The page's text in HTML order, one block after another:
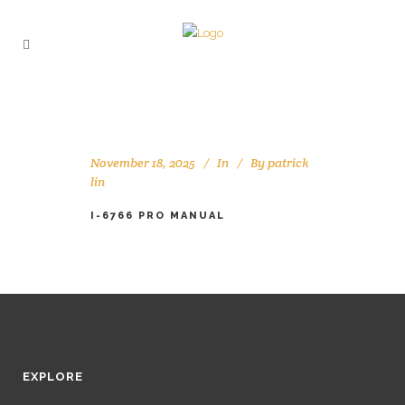
November 18, 2025 In Bypatrick
lin
I-6766 PRO MANUAL
EXPLORE